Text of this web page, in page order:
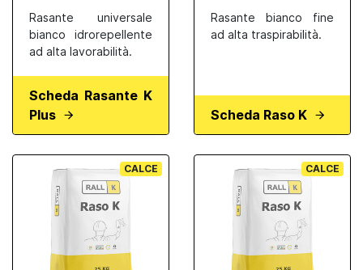
Rasante universale
bianco idrorepellente
ad alta lavorabilità.
Scheda Rasante K
Plus
Rasante bianco fine
ad alta traspirabilità.
Scheda Raso K
CALCE CALCE